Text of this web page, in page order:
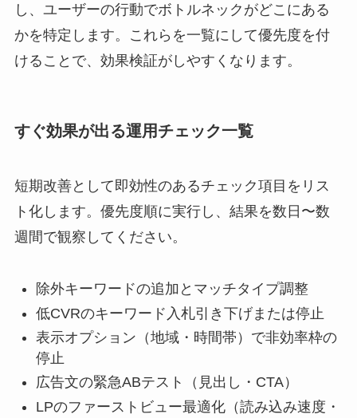
し、ユーザーの行動でボトルネックがどこにある
かを特定します。これらを一覧にして優先度を付
けることで、効果検証がしやすくなります。
すぐ効果が出る運用チェック一覧
短期改善として即効性のあるチェック項目をリス
ト化します。優先度順に実行し、結果を数日〜数
週間で観察してください。
除外キーワードの追加とマッチタイプ調整
低CVRのキーワード入札引き下げまたは停止
表示オプション（地域・時間帯）で非効率枠の
停止
広告文の緊急ABテスト（見出し・CTA）
LPのファーストビュー最適化（読み込み速度・